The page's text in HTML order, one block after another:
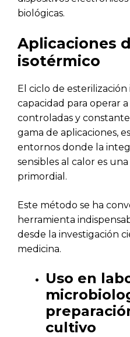
biológicas.
Aplicaciones
isotérmico
El ciclo de
capacidad para operar
controladas y
gama de aplicaciones,
entornos donde la
sensibles al calor es
primordial.
Este método se ha
herramienta
desde la investigación
medicina.
Uso en
cultivo